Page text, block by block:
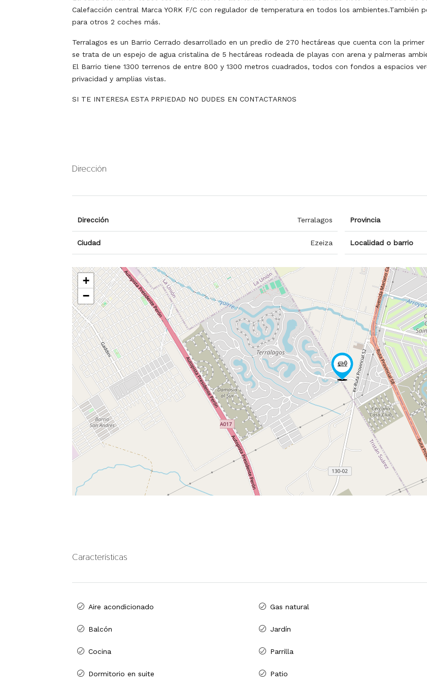
Calefacción central Marca YORK F/C con regulador de temperatura en todos los ambientes.También
para otros 2 coches más.
Terralagos es un Barrio Cerrado desarrollado en un predio de 270 hectáreas que cuenta con la
se trata de un espejo de agua cristalina de 5 hectáreas rodeada de playas con arena y palmeras
El Barrio tiene 1300 terrenos de entre 800 y 1300 metros cuadrados, todos con fondos a espacios
privacidad y amplias vistas.
SI TE INTERESA ESTA PRPIEDAD NO DUDES EN CONTACTARNOS
Dirección
Dirección Terralagos
Ciudad Ezeiza
Provincia
Localidad o barrio
+
−
Características
Aire acondicionado
Balcón
Cocina
Dormitorio en suite
Gas natural
Jardín
Parrilla
Patio